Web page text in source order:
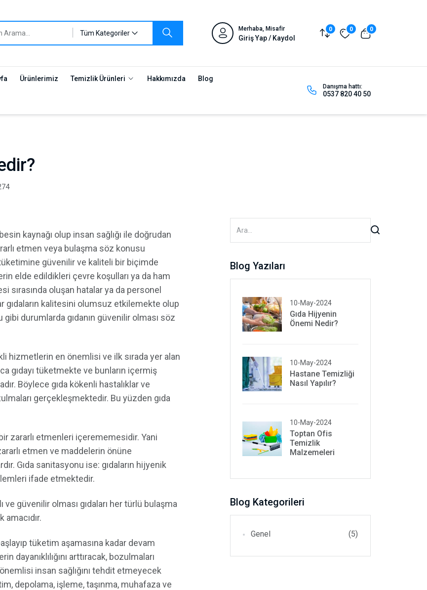
Tüm Kategoriler
Merhaba, Misafir
Giriş Yap / Kaydol
0 0 0
Ürünlerimiz Temizlik Ürünleri Hakkımızda Blog
Danışma hattı:
0537 820 40 50
kaynağı olup insan sağlığı ile doğrudan
etmen veya bulaşma söz konusu
tüketimine güvenilir ve kaliteli bir biçimde
elde edildikleri çevre koşulları ya da ham
oluşan hatalar ya da personel
kalitesini olumsuz etkilemekte olup
durumlarda gıdanın güvenilir olması söz
hizmetlerin en önemlisi ve ilk sırada yer alan
gıdayı tüketmekte ve bunların içermiş
Böylece gıda kökenli hastalıklar ve
gerçekleşmektedir. Bu yüzden gıda
zararlı etmenleri içerememesidir. Yani
etmen ve maddelerin önüne
Gıda sanitasyonu ise: gıdaların hijyenik
ifade etmektedir.
ve güvenilir olması gıdaları her türlü bulaşma
tüketim aşamasına kadar devam
arttıracak, bozulmaları
insan sağlığını tehdit etmeyecek
depolama, işleme, taşınma, muhafaza ve
Blog Yazıları
10-May-2024
Gıda Hijyenin
Önemi Nedir?
10-May-2024
Hastane Temizliği
Nasıl Yapılır?
10-May-2024
Toptan Ofis
Temizlik
Malzemeleri
Blog Kategorileri
Genel (5)